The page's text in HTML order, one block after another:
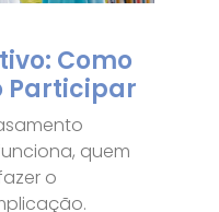
Como
Participar
quem
o